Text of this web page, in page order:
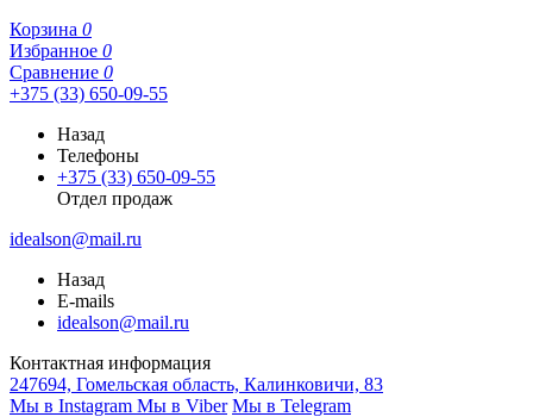
Корзина 0
Избранное 0
Сравнение 0
+375 (33) 650-09-55
Назад
Телефоны
+375 (33) 650-09-55
Отдел продаж
idealson@mail.ru
Назад
E-mails
idealson@mail.ru
Контактная информация
247694, Гомельская область, Калинковичи, 83
Мы в Instagram Мы в Viber Мы в Telegram